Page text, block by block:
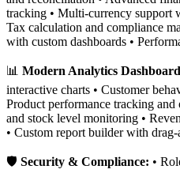
tracking • Multi-currency support
Tax calculation and compliance
with custom dashboards •
📊 Modern Analytics
interactive charts • Customer
Product performance tracking
and stock level monitoring •
• Custom report builder with
🛡️ Security & Compliance: •